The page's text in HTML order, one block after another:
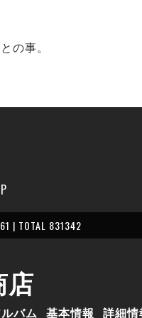
の事。
| TOTAL 831342
店
バム 基本情報 詳細情